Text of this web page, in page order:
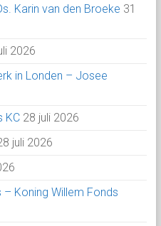
Karin van den Broeke 31
2026
in Londen – Josee
KC 28 juli 2026
juli 2026
Koning Willem Fonds